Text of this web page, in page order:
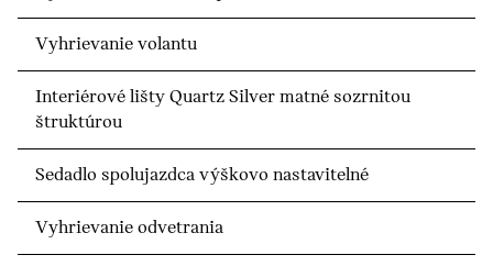
Vyhrievanie volantu
Interiérové lišty Quartz Silver matné sozrnitou
štruktúrou
Sedadlo spolujazdca výškovo nastavitelné
Vyhrievanie odvetrania